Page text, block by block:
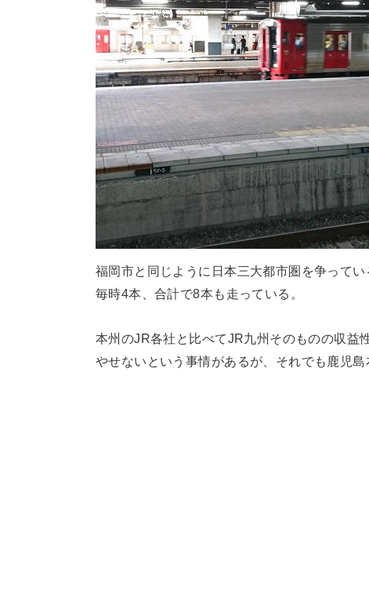
福岡市と同じように日本三大都市圏を争って
毎時4本、合計で8本も走っている。
本州のJR各社と比べてJR九州そのものの収益
やせないという事情があるが、それでも鹿児島